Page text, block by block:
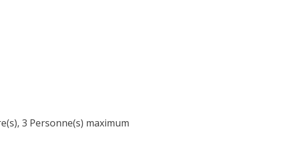
3 Personne(s) maximum